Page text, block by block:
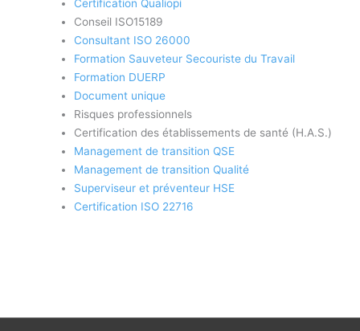
Certification Qualiopi
Conseil ISO15189
Consultant ISO 26000
Formation Sauveteur Secouriste du Travail
Formation DUERP
Document unique
Risques professionnels
Certification des établissements de santé (H.A.S.)
Management de transition QSE
Management de transition Qualité
Superviseur et préventeur HSE
Certification ISO 22716